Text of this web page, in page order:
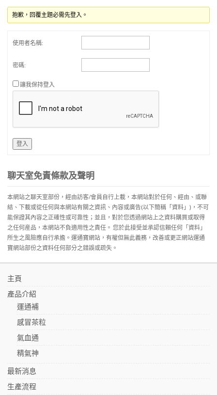
抱歉，回覆主題必需先登入。
使用者名稱:
密碼:
讓我保持登入
登入
聊天室免責條款及聲明
本網站之聊天室部份，經由訪客/會員自行上載，本網站對於任何、經由、或聯
結、下載或從任何與本網站有關之資訊、內容或廣告(以下簡稱「資料」)，不可
能保證其內容之正確性或可靠性；並且，對於您透過網站上之資料購買或取得
之任何産品，本網站不負適用性之責任。 您於此接受並承認信賴任何「資料」
所生之風險應自行承擔。運通寶網站，有權但無此義務，改善或更正網站運通
寶網站部份之資料任何部分之錯誤或疏失。
主頁
產品介紹
運通補
感冒茶粒
氣血通
精氣神
最新消息
生產流程